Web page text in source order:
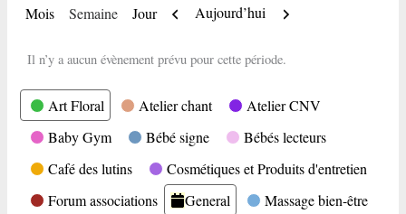
Mois Semaine Jour Précédent
Aujourd’hui Suivant
Il n’y a aucun évènement prévu pour cette période.
Catégories
Art Floral Atelier chant
Atelier CNV
Baby Gym
Bébé signe
Bébés lecteurs
Café des lutins
Cosmétiques et Produits d'entretien
Forum associations
General
Massage bien-être